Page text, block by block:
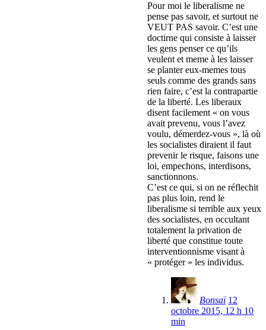
Pour moi le liberalisme ne
pense pas savoir, et surtout ne
VEUT PAS savoir. C’est une
doctirne qui consiste à laisser
les gens penser ce qu’ils
veulent et meme à les laisser
se planter eux-memes tous
seuls comme des grands sans
rien faire, c’est la contrapartie
de la liberté. Les liberaux
disent facilement « on vous
avait prevenu, vous l’avez
voulu, démerdez-vous », là où
les socialistes diraient il faut
prevenir le risque, faisons une
loi, empechons, interdisons,
sanctionnons.
C’est ce qui, si on ne réflechit
pas plus loin, rend le
liberalisme si terrible aux yeux
des socialistes, en occultant
totalement la privation de
liberté que constitue toute
interventionnisme visant à
« protéger » les individus.
Bonsaï 12
octobre 2015, 12 h 10
min